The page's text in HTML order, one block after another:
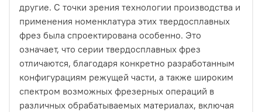
другие. С точки зрения технологии производства и
применения номенклатура этих твердосплавных
фрез была спроектирована особенно. Это
означает, что серии твердосплавных фрез
отличаются, благодаря конкретно разработанным
конфигурациям режущей части, а также широким
спектром возможных фрезерных операций в
различных обрабатываемых материалах, включая